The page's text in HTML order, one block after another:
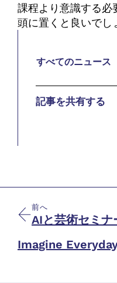
課程より意識する必
頭に置くと良いでし
すべてのニュース
記事を共有する
前へ
AIと芸術セミナ
Imagine